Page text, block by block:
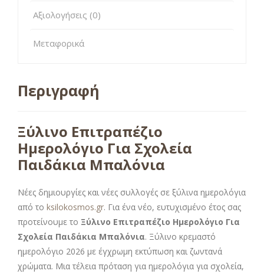
Αξιολογήσεις (0)
Μεταφορικά
Περιγραφή
Ξύλινο Επιτραπέζιο
Ημερολόγιο Για Σχολεία
Παιδάκια Μπαλόνια
Νέες δημιουργίες και νέες συλλογές σε ξύλινα ημερολόγια
από το ksilokosmos.gr. Για ένα νέο, ευτυχισμένο έτος σας
προτείνουμε το Ξύλινο Επιτραπέζιο Ημερολόγιο Για
Σχολεία Παιδάκια Μπαλόνια. Ξύλινο κρεμαστό
ημερολόγιο 2026 με έγχρωμη εκτύπωση και ζωντανά
χρώματα. Μια τέλεια πρόταση για ημερολόγια για σχολεία,